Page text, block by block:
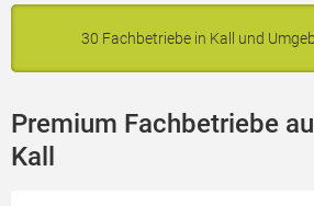
30 Fachbetriebe in Kall und
Premium Fachbetriebe
Kall